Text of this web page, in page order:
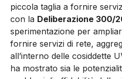
piccola taglia a fornire
con la Deliberazione 300/
sperimentazione per
fornire servizi di rete,
all’interno delle cosiddette
ha mostrato sia le